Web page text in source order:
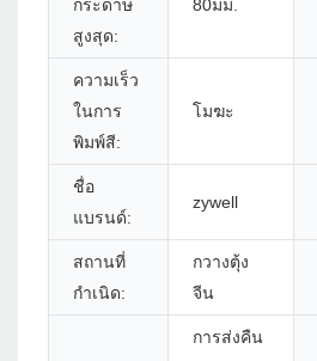
กระดาษ
สูงสุด:
80มม.
ความเร็ว
ในการ
พิมพ์สี:
โมฆะ
ชื่อ
แบรนด์:
zywell
สถานที่
กำเนิด:
กวางตุ้ง
จีน
การส่งคืน